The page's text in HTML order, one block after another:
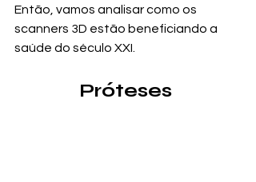
Então, vamos analisar como os
scanners 3D estão beneficiando a
saúde do século XXI.
Próteses